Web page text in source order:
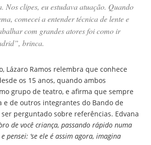
Nos clipes, eu estudava atuação. Quando
comecei a entender técnica de lente e
com grandes atores foi como ir
, brinca.
Lázaro Ramos relembra que conhece
os 15 anos, quando ambos
grupo de teatro, e afirma que sempre
e de outros integrantes do Bando de
perguntado sobre referências. Edvana
de você criança, passando rápido numa
pensei: ‘se ele é assim agora, imagina